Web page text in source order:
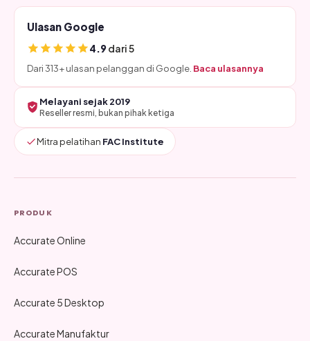
Ulasan Google
4.9dari 5
Dari 313+ ulasan pelanggan di Google. Baca ulasannya
Melayani sejak 2019
Reseller resmi, bukan pihak ketiga
Mitra pelatihan FAC Institute
PRODUK
Accurate Online
Accurate POS
Accurate 5 Desktop
Accurate Manufaktur